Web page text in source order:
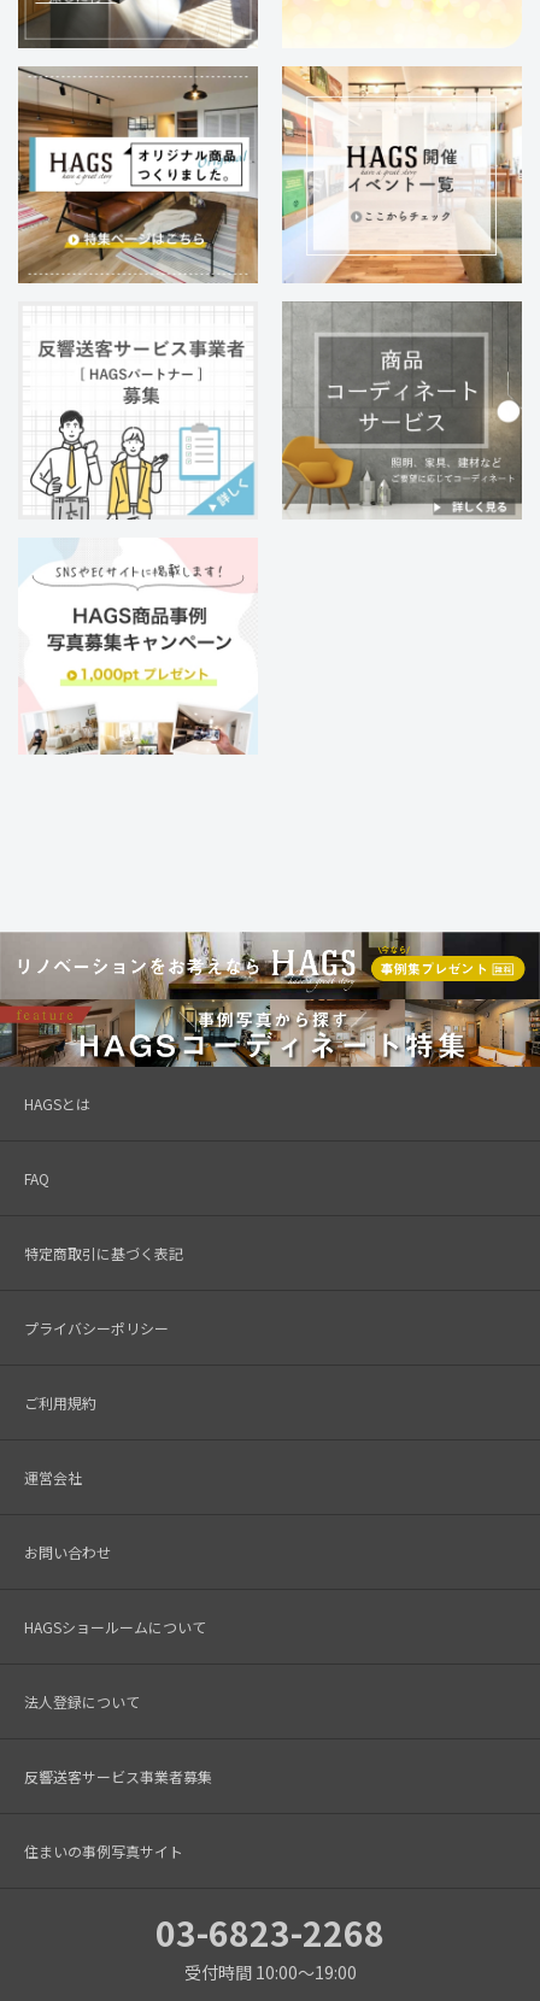
HAGSとは
FAQ
特定商取引に基づく表記
プライバシーポリシー
ご利用規約
運営会社
お問い合わせ
HAGSショールームについて
法人登録について
反響送客サービス事業者募集
住まいの事例写真サイト
03-6823-2268
受付時間 10:00～19:00